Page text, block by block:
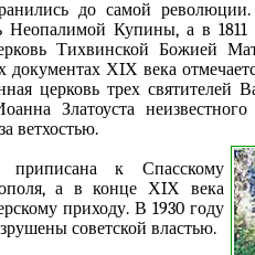
до самой
Неопалимой Купины, а в 1811
Тихвинской Божией
документах ХIХ века
церковь трех святителей
Златоуста
ветхостью.
к Спасскому
а в конце ХIХ века
приходу. В 1930 году
советской властью.